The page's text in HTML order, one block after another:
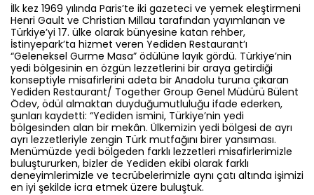
İlk kez 1969 yılında Paris’te iki gazeteci ve yemek eleştirmeni
Henri Gault ve Christian Millau tarafından yayımlanan ve
Türkiye’yi 17. ülke olarak bünyesine katan rehber,
İstinyepark’ta hizmet veren Yediden Restaurant’ı
“Geleneksel Gurme Masa” ödülüne layık gördü. Türkiye’nin
yedi bölgesinin en özgün lezzetlerini bir araya getirdiği
konseptiyle misafirlerini adeta bir Anadolu turuna çıkaran
Yediden Restaurant/ Together Group Genel Müdürü Bülent
Ödev, ödül almaktan duyduğumutluluğu ifade ederken,
şunları kaydetti: “Yediden ismini, Türkiye’nin yedi
bölgesinden alan bir mekân. Ülkemizin yedi bölgesi de ayrı
ayrı lezzetleriyle zengin Türk mutfağını birer yansıması.
Menümüzde yedi bölgeden farklı lezzetleri misafirlerimizle
buluştururken, bizler de Yediden ekibi olarak farklı
deneyimlerimizle ve tecrübelerimizle aynı çatı altında işimizi
en iyi şekilde icra etmek üzere buluştuk.